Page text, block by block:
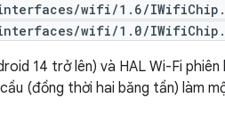
interfaces/wifi/1.6/
interfaces/wifi/1.0/
14 trở lên) và HAL Wi-Fi
(đồng thời hai băng tần) làm